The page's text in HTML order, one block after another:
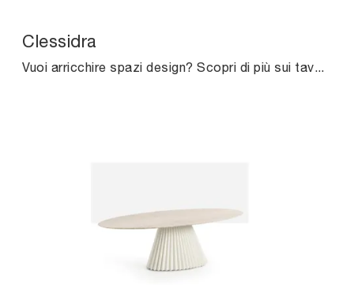
Clessidra
Vuoi arricchire spazi design? Scopri di più sui tavoli design fissi: il modello da pranzo Clessidra ti attende.